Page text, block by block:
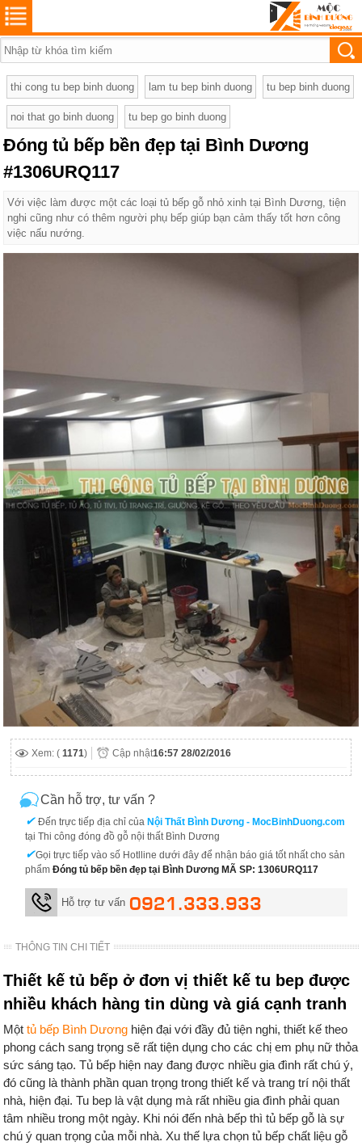
thi cong tu bep binh duong lam tu bep binh duong tu bep binh duong
noi that go binh duong tu bep go binh duong
Đóng tủ bếp bền đẹp tại Bình Dương
#1306URQ117
Với việc làm được một các loại tủ bếp gỗ nhỏ xinh tại Bình Dương, tiện
nghi cũng như có thêm người phụ bếp giúp bạn cảm thấy tốt hơn công
việc nấu nướng.
Xem: ( 1171) Cập nhật16:57 28/02/2016
Cần hỗ trợ, tư vấn ?
✔Đến trực tiếp địa chỉ của Nội Thất Bình Dương - MocBinhDuong.com
tại Thi công đóng đồ gỗ nội thất Bình Dương
✔Gọi trực tiếp vào số Hotlline dưới đây để nhận báo giá tốt nhất cho sản
phẩm Đóng tủ bếp bền đẹp tại Bình Dương MÃ SP: 1306URQ117
Hỗ trợ tư vấn 0921.333.933
THÔNG TIN CHI TIẾT
Thiết kế tủ bếp ở đơn vị thiết kế tu bep được
nhiều khách hàng tin dùng và giá cạnh tranh
Mộttủ bếp Bình Dương hiện đại với đầy đủ tiện nghi, thiết kế theo
phong cách sang trọng sẽ rất tiện dụng cho các chị em phụ nữ thỏa
sức sáng tạo. Tủ bếp hiện nay đang được nhiều gia đình rất chú ý,
đó cũng là thành phần quan trọng trong thiết kế và trang trí nội thất
nhà, hiện đại. Tu bep là vật dụng mà rất nhiều gia đình phải quan
tâm nhiều trong một ngày. Khi nói đến nhà bếp thì tủ bếp gỗ là sự
chú ý quan trọng của mỗi nhà. Xu thế lựa chọn tủ bếp chất liệu gỗ